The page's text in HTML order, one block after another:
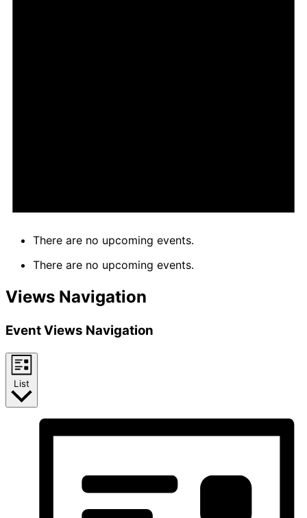
There are no upcoming events.
There are no upcoming events.
Views Navigation
Event Views Navigation
List